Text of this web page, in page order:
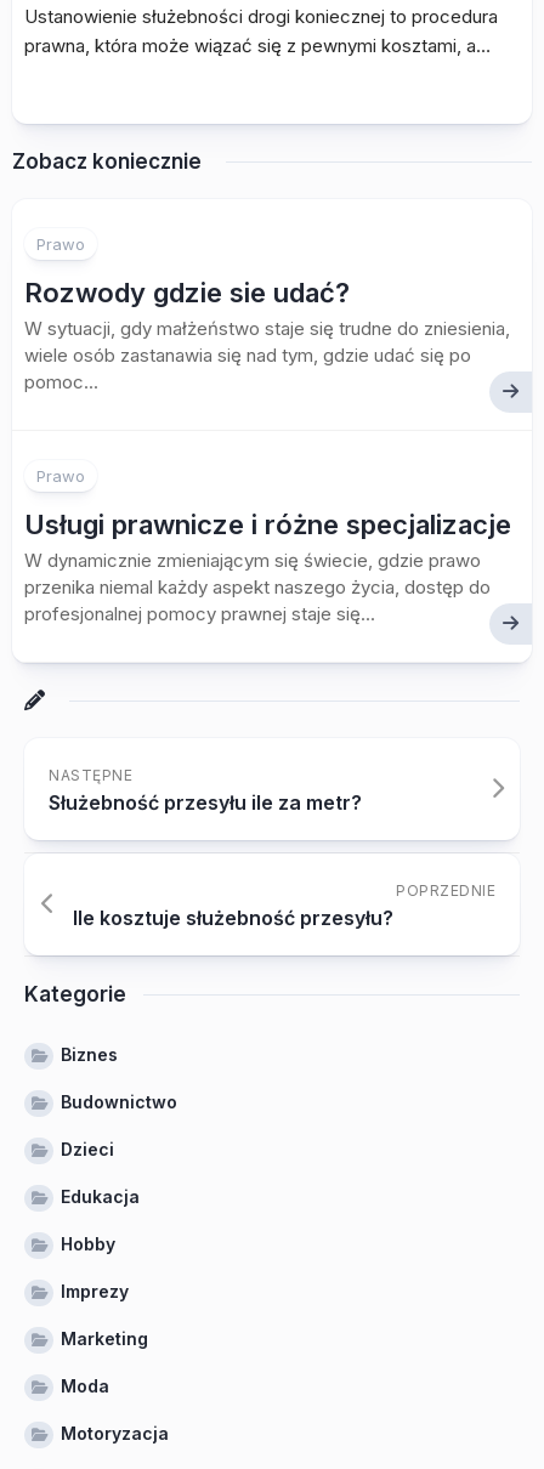
Ustanowienie służebności drogi koniecznej to procedura
prawna, która może wiązać się z pewnymi kosztami, a…
Zobacz koniecznie
Prawo
Rozwody gdzie sie udać?
W sytuacji, gdy małżeństwo staje się trudne do zniesienia,
wiele osób zastanawia się nad tym, gdzie udać się po
pomoc...
Prawo
Usługi prawnicze i różne specjalizacje
W dynamicznie zmieniającym się świecie, gdzie prawo
przenika niemal każdy aspekt naszego życia, dostęp do
profesjonalnej pomocy prawnej staje się...
NASTĘPNE
Służebność przesyłu ile za metr?
POPRZEDNIE
Ile kosztuje służebność przesyłu?
Kategorie
Biznes
Budownictwo
Dzieci
Edukacja
Hobby
Imprezy
Marketing
Moda
Motoryzacja